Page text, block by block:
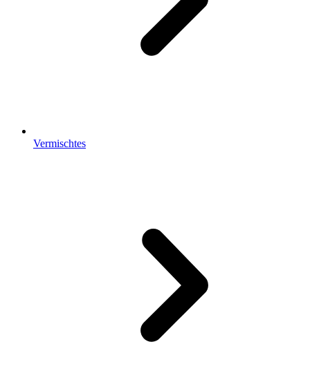
Vermischtes